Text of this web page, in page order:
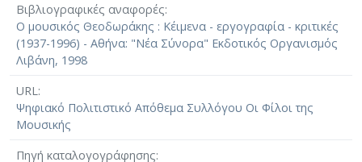
Βιβλιογραφικές αναφορές
Ο μουσικός Θεοδωράκης : Κέιμενα - εργογραφία - κριτικές
(1937-1996) - Αθήνα: "Νέα Σύνορα" Εκδοτικός Οργανισμός
Λιβάνη, 1998
URL
Ψηφιακό Πολιτιστικό Απόθεμα Συλλόγου Οι Φίλοι της
Μουσικής
Πηγή καταλογογράφησης